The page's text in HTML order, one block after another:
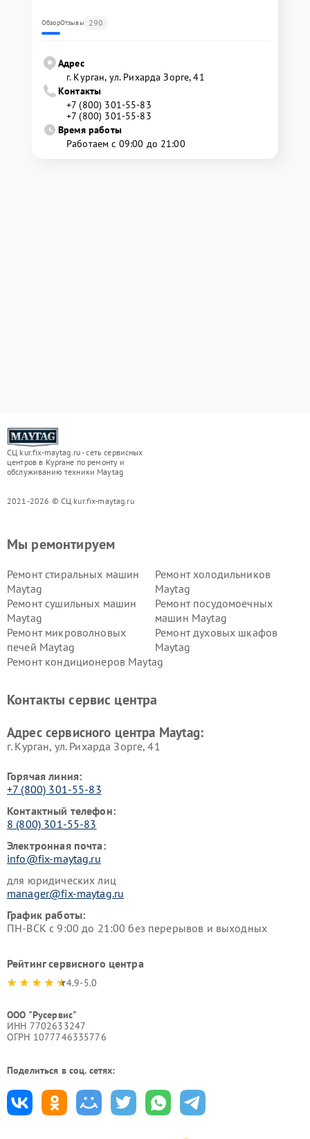
ОбзорОтзывы 290
Адрес
г. Курган, ул. Рихарда Зорге, 41
Контакты
+7 (800) 301-55-83
+7 (800) 301-55-83
Время работы
Работаем с 09:00 до 21:00
СЦ kur.fix-maytag.ru - сеть сервисных
центров в Кургане по ремонту и
обслуживанию техники Maytag
2021-2026 © СЦ kur.fix-maytag.ru
Мы ремонтируем
Ремонт стиральных машин
Maytag
Ремонт холодильников
Maytag
Ремонт сушильных машин
Maytag
Ремонт посудомоечных
машин Maytag
Ремонт микроволновых
печей Maytag
Ремонт духовых шкафов
Maytag
Ремонт кондиционеров Maytag
Контакты сервис центра
Адрес сервисного центра Maytag:
г. Курган, ул. Рихарда Зорге, 41
Горячая линия:
+7 (800) 301-55-83
Контактный телефон:
8 (800) 301-55-83
Электронная почта:
info@fix-maytag.ru
для юридических лиц
manager@fix-maytag.ru
График работы:
ПН-ВСК с 9:00 до 21:00 без перерывов и выходных
Рейтинг сервисного центра
4.9-5.0
ООО "Русервис"
ИНН 7702633247
ОГРН 1077746335776
Поделиться в соц. сетях: